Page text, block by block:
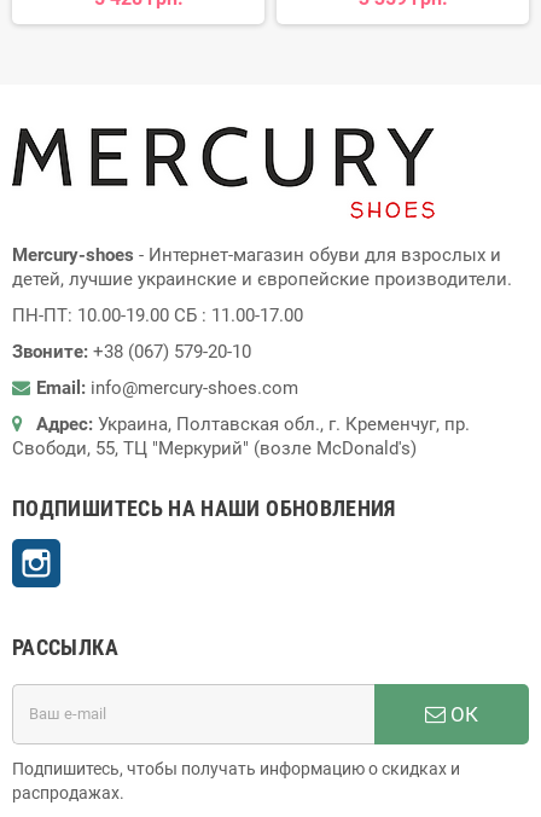
Mercury-shoes - Интернет-магазин обуви для взрослых и
детей, лучшие украинские и європейские производители.
ПН-ПТ: 10.00-19.00 СБ : 11.00-17.00
Звоните: +38 (067) 579-20-10
Email: info@mercury-shoes.com
Адрес: Украина, Полтавская обл., г. Кременчуг, пр.
Свободи, 55, ТЦ "Меркурий" (возле McDonald's)
ПОДПИШИТЕСЬ НА НАШИ ОБНОВЛЕНИЯ
РАССЫЛКА
ОК
Подпишитесь, чтобы получать информацию о скидках и
распродажах.